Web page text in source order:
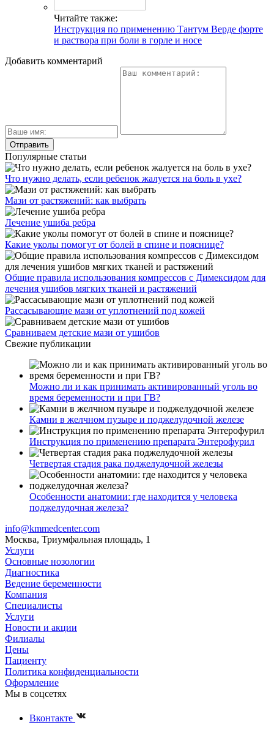
Читайте также:
Инструкция по применению Тантум Верде форте
и раствора при боли в горле и носе
Добавить комментарий
Популярные статьи
Что нужно делать, если ребенок жалуется на боль в ухе?
Мази от растяжений: как выбрать
Лечение ушиба ребра
Какие уколы помогут от болей в спине и пояснице?
Общие правила использования компрессов с Димексидом для
лечения ушибов мягких тканей и растяжений
Рассасывающие мази от уплотнений под кожей
Сравниваем детские мази от ушибов
Свежие публикации
Можно ли и как принимать активированный уголь во
время беременности и при ГВ?
Камни в желчном пузыре и поджелудочной железе
Инструкция по применению препарата Энтерофурил
Четвертая стадия рака поджелудочной железы
Особенности анатомии: где находится у человека
поджелудочная железа?
info@kmmedcenter.com
Москва, Триумфальная площадь, 1
Услуги
Основные нозологии
Диагностика
Ведение беременности
Компания
Специалисты
Услуги
Новости и акции
Филиалы
Цены
Пациенту
Политика конфиденциальности
Оформление
Мы в соцсетях
Вконтакте